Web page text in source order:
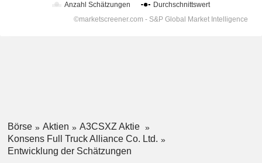
Börse Aktien
A3CSXZ Aktie
Konsens Full Truck Alliance Co. Ltd.
Entwicklung der Schätzungen